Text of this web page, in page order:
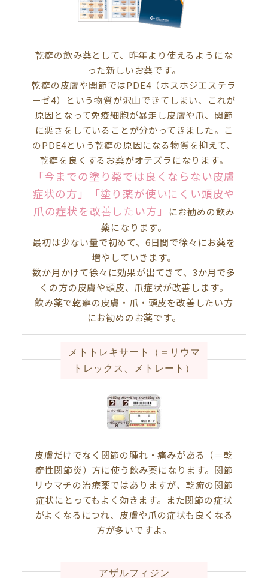
乾癬の飲み薬として、昨年より使えるようにな
った新しいお薬です。
乾癬の皮膚や関節ではPDE4（ホスホジエステラ
ーゼ4）という物質が沢山できてしまい、これが
原因となって免疫細胞が暴走し皮膚や爪、関節
に悪さをしていることが分かってきました。こ
のPDE4という乾癬の原因になる物質を抑えて、
乾癬を良くするお薬がオテズラになります。
「今までの塗り薬では良くならない皮膚
症状の方」
「塗り薬が使いにくい頭皮や
爪の症状を改善したい方」
にお勧めの飲み
薬になります。
最初は少ない量で初めて、6日間で徐々にお薬を
増やしていきます。
数か月かけて徐々に効果が出てきて、3か月で多
くの方の皮膚や頭皮、爪症状が改善します。
飲み薬で乾癬の皮膚・爪・頭皮を改善したい方
にお勧めのお薬です。
メトトレキサート（＝リウマ
トレックス、メトレート）
皮膚だけでなく関節の腫れ・痛みがある（＝乾
癬性関節炎）方に使う飲み薬になります。関節
リウマチの治療薬ではありますが、乾癬の関節
症状にとってもよく効きます。また関節の症状
がよくなるにつれ、皮膚や爪の症状も良くなる
方が多いですよ。
アザルフィジン